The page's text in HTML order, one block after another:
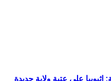
على عتبة ولاية جديدة